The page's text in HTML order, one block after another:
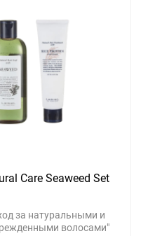
Care Seaweed Set
за натуральными и
волосами"